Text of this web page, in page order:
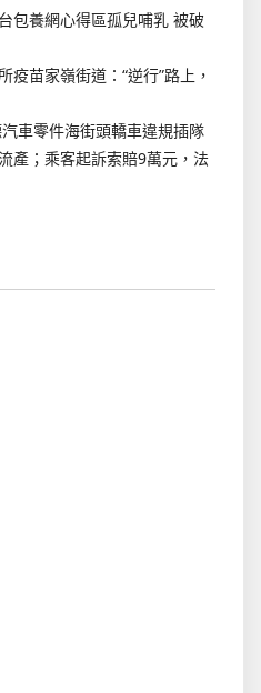
包養網心得區孤兒哺乳 被破
疫苗家嶺街道：“逆行”路上，
汽車零件海街頭轎車違規插隊
產；乘客起訴索賠9萬元，法